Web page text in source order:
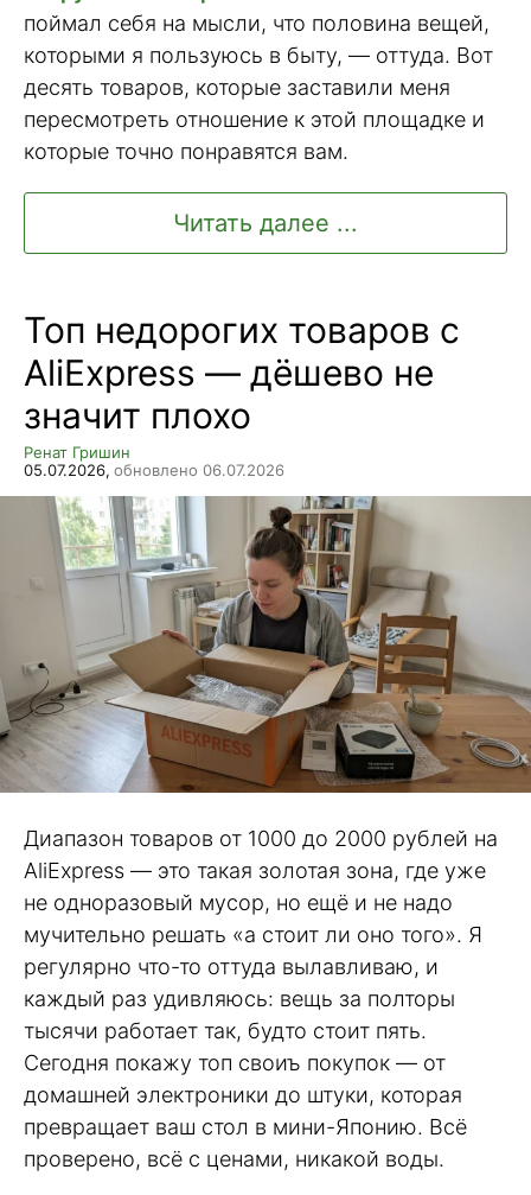
поймал себя на мысли, что половина вещей,
которыми я пользуюсь в быту, — оттуда. Вот
десять товаров, которые заставили меня
пересмотреть отношение к этой площадке и
которые точно понравятся вам.
Читать далее ...
Топ недорогих товаров с
AliExpress — дёшево не
значит плохо
Ренат Гришин
05.07.2026, обновлено 06.07.2026
Диапазон товаров от 1000 до 2000 рублей на
AliExpress — это такая золотая зона, где уже
не одноразовый мусор, но ещё и не надо
мучительно решать «а стоит ли оно того». Я
регулярно что-то оттуда вылавливаю, и
каждый раз удивляюсь: вещь за полторы
тысячи работает так, будто стоит пять.
Сегодня покажу топ своиъ покупок — от
домашней электроники до штуки, которая
превращает ваш стол в мини-Японию. Всё
проверено, всё с ценами, никакой воды.